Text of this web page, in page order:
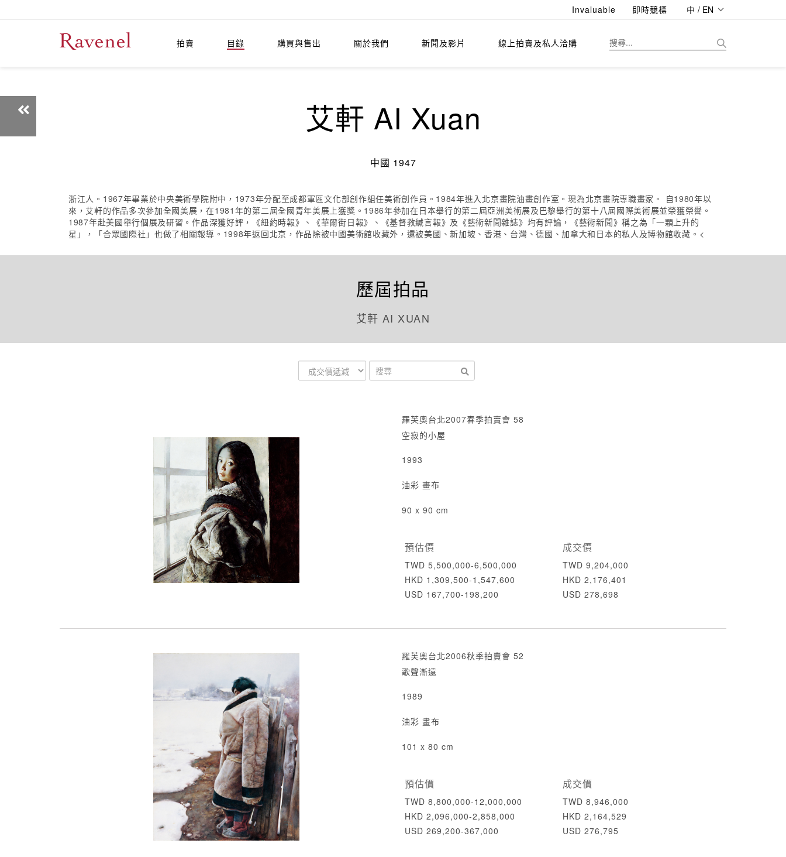
Invaluable 即時競標 中 / EN
拍賣 目錄 購買與售出 關於我們 新聞及影片 線上拍賣及私人洽購
艾軒 AI Xuan
中國 1947
浙江人。1967年畢業於中央美術學院附中，1973年分配至成都軍區文化部創作組任美術創作員。1984年進入北京畫院油畫創作室。現為北京畫院專職畫家。 自1980年以
來，艾軒的作品多次參加全國美展，在1981年的第二屆全國青年美展上獲獎。1986年參加在日本舉行的第二屆亞洲美術展及巴黎舉行的第十八屆國際美術展並榮獲榮譽。
1987年赴美國舉行個展及研習。作品深獲好評，《紐約時報》、《華爾街日報》、《基督教緘言報》及《藝術新聞雜誌》均有評論，《藝術新聞》稱之為「一顆上升的
星」，「合眾國際社」也做了相關報導。1998年返回北京，作品除被中國美術館收藏外，還被美國、新加坡、香港、台灣、德國、加拿大和日本的私人及博物館收藏。<
歷屆拍品
艾軒 AI XUAN
羅芙奧台北2007春季拍賣會 58
空寂的小屋
1993
油彩 畫布
90 x 90 cm
預估價
TWD 5,500,000-6,500,000
HKD 1,309,500-1,547,600
USD 167,700-198,200
成交價
TWD 9,204,000
HKD 2,176,401
USD 278,698
羅芙奧台北2006秋季拍賣會 52
歌聲漸遠
1989
油彩 畫布
101 x 80 cm
預估價
TWD 8,800,000-12,000,000
HKD 2,096,000-2,858,000
USD 269,200-367,000
成交價
TWD 8,946,000
HKD 2,164,529
USD 276,795